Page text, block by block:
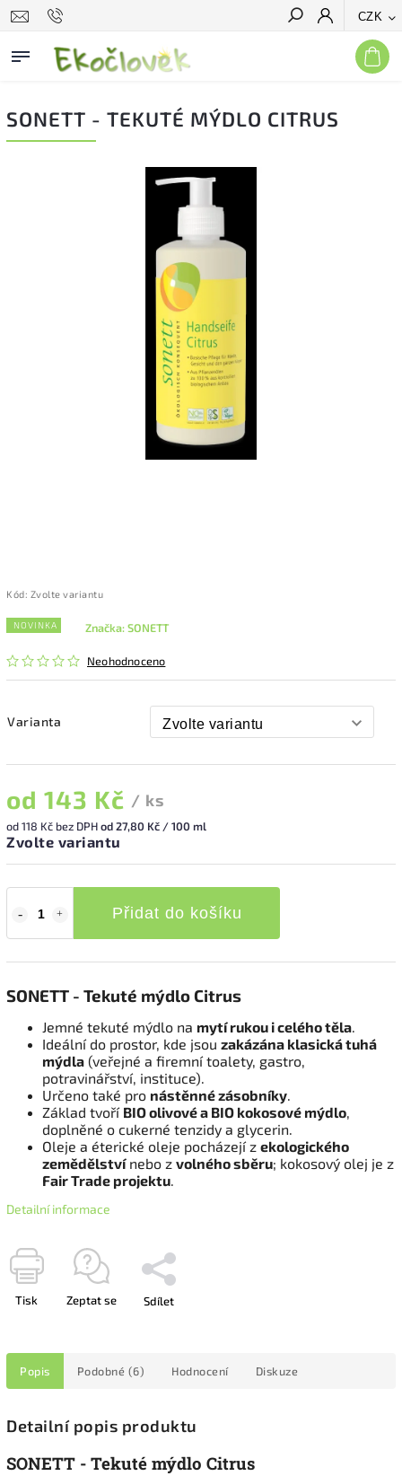
CZK
Hledat
SONETT - TEKUTÉ MÝDLO CITRUS
Kód: Zvolte variantu
NOVINKA
Neohodnoceno
Značka:SONETT
Varianta
od 143 Kč / ks
od118 Kč bez DPHod 27,80 Kč / 100 ml
Zvolte variantu
Přidat do košíku
SONETT - Tekuté mýdlo Citrus
Jemné tekuté mýdlo na mytí rukou i celého těla.
Ideální do prostor, kde jsou zakázána klasická tuhá
mýdla (veřejné a firemní toalety, gastro,
potravinářství, instituce).
Určeno také pro nástěnné zásobníky.
Základ tvoří BIO olivové a BIO kokosové mýdlo,
doplněné o cukerné tenzidy a glycerin.
Oleje a éterické oleje pocházejí z ekologického
zemědělstvínebo z volného sběru; kokosový olej je z
Fair Trade projektu.
Detailní informace
Tisk Zeptat se Sdílet
Popis Podobné (6) Hodnocení Diskuze
Detailní popis produktu
SONETT - Tekuté mýdlo Citrus